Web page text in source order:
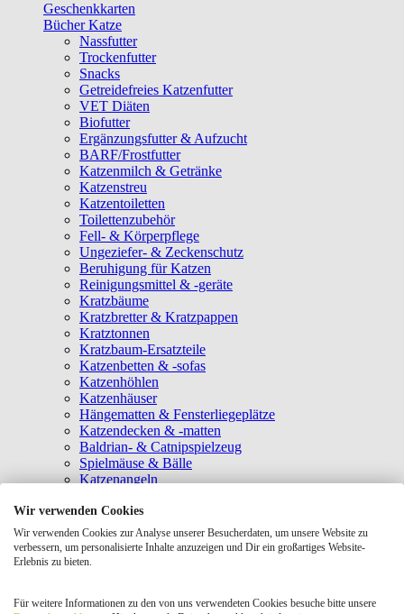
Geschenkkarten
Bücher Katze
Nassfutter
Trockenfutter
Snacks
Getreidefreies Katzenfutter
VET Diäten
Biofutter
Ergänzungsfutter & Aufzucht
BARF/Frostfutter
Katzenmilch & Getränke
Katzenstreu
Katzentoiletten
Toilettenzubehör
Fell- & Körperpflege
Ungeziefer- & Zeckenschutz
Beruhigung für Katzen
Reinigungsmittel & -geräte
Kratzbäume
Kratzbretter & Kratzpappen
Kratztonnen
Kratzbaum-Ersatzteile
Katzenbetten & -sofas
Katzenhöhlen
Katzenhäuser
Hängematten & Fensterliegeplätze
Katzendecken & -matten
Baldrian- & Catnipspielzeug
Spielmäuse & Bälle
Katzenangeln
Laserpointer & Elektrospielzeug
Katzentunnel
Clicker & Target Sticks für Katzen
Weiteres Katzenspielzeug
Tragetaschen
Wir verwenden Cookies
Wir verwenden Cookies zur Analyse unserer Besucherdaten, um unsere Website zu
verbessern, um personalisierte Inhalte anzuzeigen und Dir ein großartiges Website-
Erlebnis zu bieten.
Für weitere Informationen zu den von uns verwendeten Cookies besuche bitte unsere